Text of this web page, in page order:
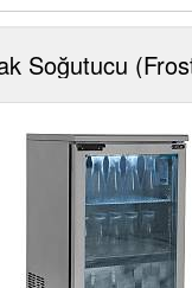
Soğutucu